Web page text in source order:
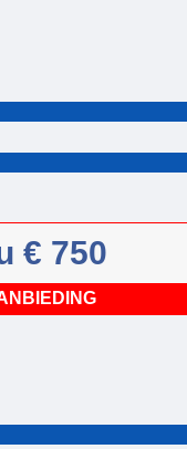
€ 750